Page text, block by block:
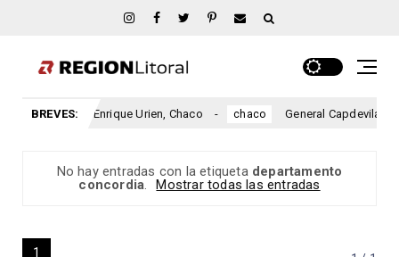
BREVES:
chaco Enrique Urien, Chaco chaco General Capdevila,
No hay entradas con la etiqueta departamento
concordia. Mostrar todas las entradas
1